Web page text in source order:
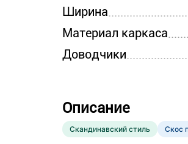
Ширина
Материал каркаса
Доводчики
Описание
Скандинавский стиль Скос